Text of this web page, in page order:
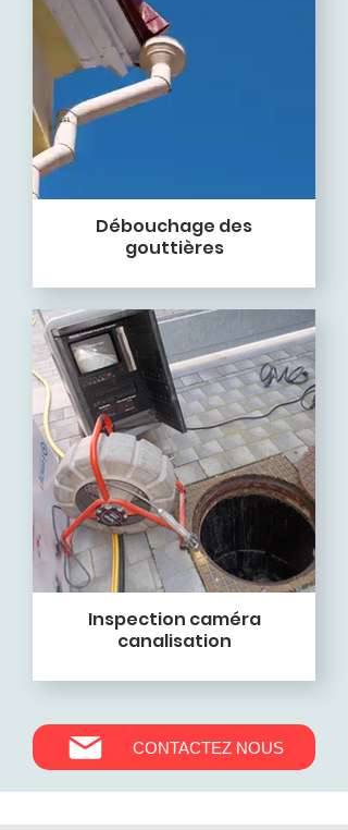
Débouchage des
gouttières
Inspection caméra
canalisation
CONTACTEZ NOUS